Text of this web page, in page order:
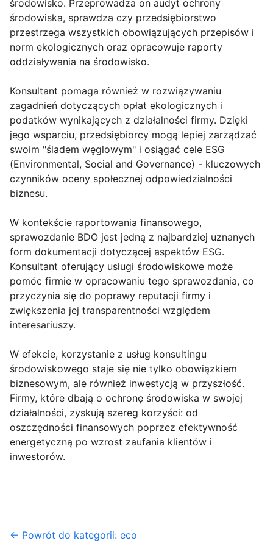
środowisko. Przeprowadza on audyt ochrony
środowiska, sprawdza czy przedsiębiorstwo
przestrzega wszystkich obowiązujących przepisów i
norm ekologicznych oraz opracowuje raporty
oddziaływania na środowisko.
Konsultant pomaga również w rozwiązywaniu
zagadnień dotyczących opłat ekologicznych i
podatków wynikających z działalności firmy. Dzięki
jego wsparciu, przedsiębiorcy mogą lepiej zarządzać
swoim "śladem węglowym" i osiągać cele ESG
(Environmental, Social and Governance) - kluczowych
czynników oceny społecznej odpowiedzialności
biznesu.
W kontekście raportowania finansowego,
sprawozdanie BDO jest jedną z najbardziej uznanych
form dokumentacji dotyczącej aspektów ESG.
Konsultant oferujący usługi środowiskowe może
pomóc firmie w opracowaniu tego sprawozdania, co
przyczynia się do poprawy reputacji firmy i
zwiększenia jej transparentności względem
interesariuszy.
W efekcie, korzystanie z usług konsultingu
środowiskowego staje się nie tylko obowiązkiem
biznesowym, ale również inwestycją w przyszłość.
Firmy, które dbają o ochronę środowiska w swojej
działalności, zyskują szereg korzyści: od
oszczędności finansowych poprzez efektywność
energetyczną po wzrost zaufania klientów i
inwestorów.
← Powrót do kategorii: eco